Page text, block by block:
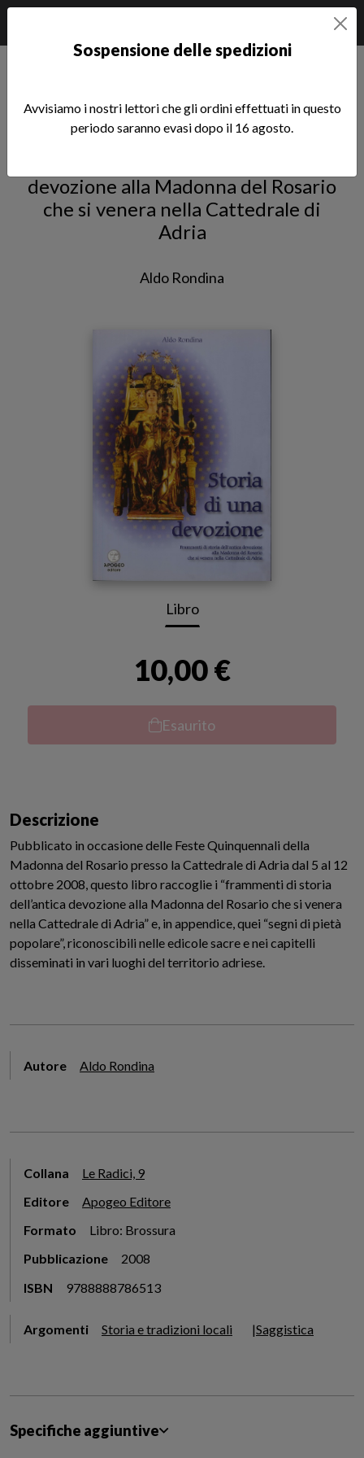
Storia di una devozione
devozione alla Madonna del Rosario
che si venera nella Cattedrale di
Adria
Aldo Rondina
Libro
10,00 €
Esaurito
Descrizione
Pubblicato in occasione delle Feste Quinquennali della
Madonna del Rosario presso la Cattedrale di Adria dal 5 al 12
ottobre 2008, questo libro raccoglie i “frammenti di storia
dell’antica devozione alla Madonna del Rosario che si venera
nella Cattedrale di Adria” e, in appendice, quei “segni di pietà
popolare”, riconoscibili nelle edicole sacre e nei capitelli
disseminati in vari luoghi del territorio adriese.
Autore Aldo Rondina
Collana
Le Radici, 9
Editore
Apogeo Editore
Formato
Libro: Brossura
Pubblicazione
2008
ISBN
9788888786513
Argomenti Storia e tradizioni locali Saggistica
Specifiche aggiuntive
Sospensione delle spedizioni
Avvisiamo i nostri lettori che gli ordini effettuati in questo
periodo saranno evasi dopo il 16 agosto.